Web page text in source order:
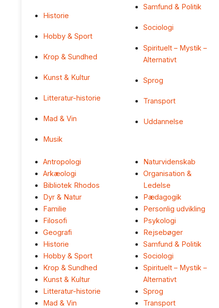
Historie
Hobby & Sport
Krop & Sundhed
Kunst & Kultur
Litteratur-historie
Mad & Vin
Musik
Samfund & Politik
Sociologi
Spirituelt – Mystik –
Alternativt
Sprog
Transport
Uddannelse
Antropologi
Arkæologi
Bibliotek Rhodos
Dyr & Natur
Familie
Filosofi
Geografi
Historie
Hobby & Sport
Krop & Sundhed
Kunst & Kultur
Litteratur-historie
Mad & Vin
Naturvidenskab
Organisation &
Ledelse
Pædagogik
Personlig udvikling
Psykologi
Rejsebøger
Samfund & Politik
Sociologi
Spirituelt – Mystik –
Alternativt
Sprog
Transport